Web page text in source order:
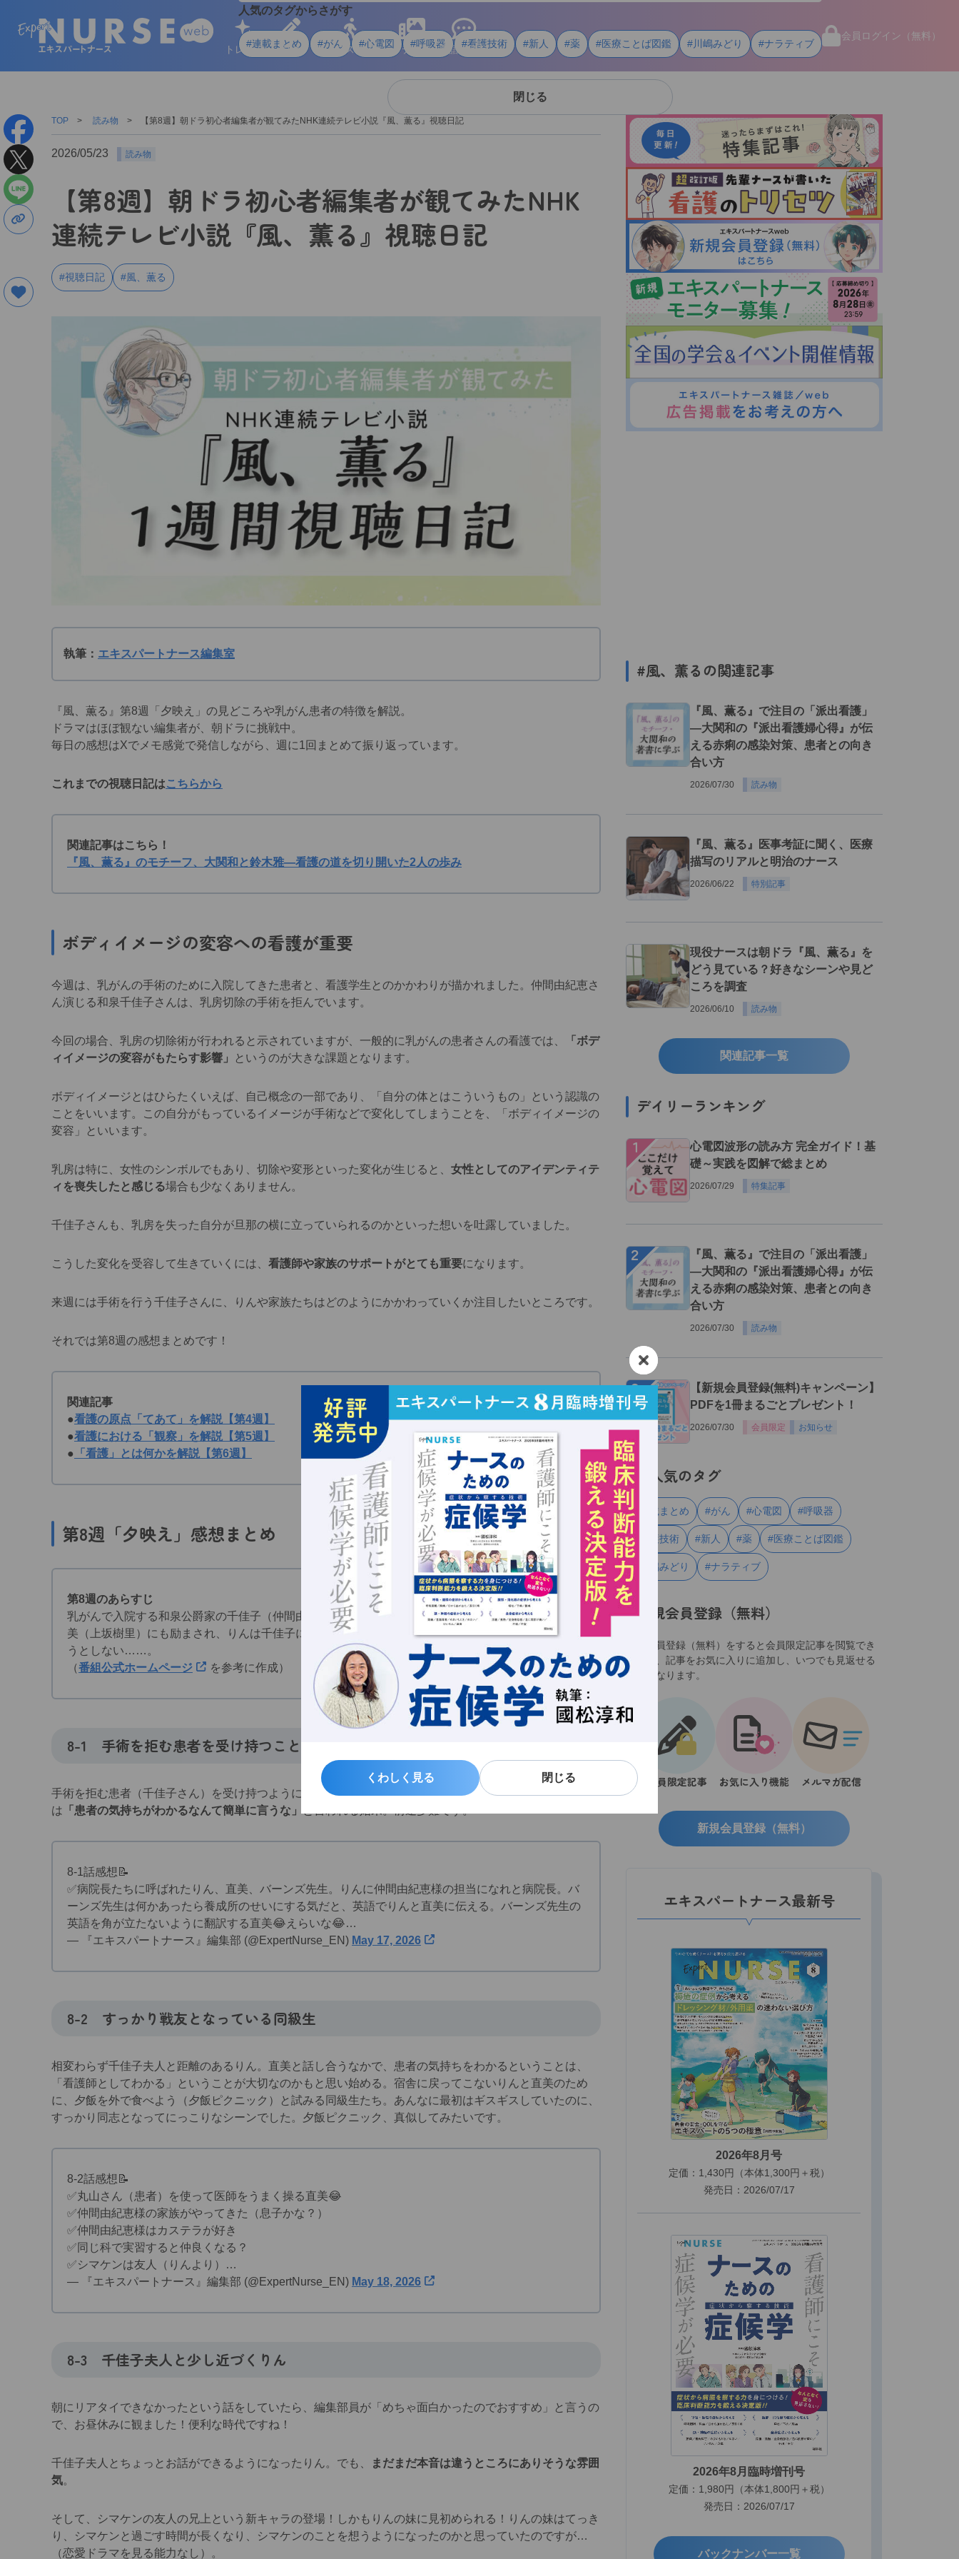
人気のタグからさがす
#連載まとめ #がん #心電図 #呼吸器 #看護技術 #新人 #薬 #医療ことば図鑑 #川嶋みどり #ナラティブ
閉じる
会員ログイン（無料）
トレンド
学ぶ ライフスタイル メディア 用語・資料
くわしく見る 閉じる
くわしく見る 閉じる
TOP 読み物 【第8週】朝ドラ初心者編集者が観てみたNHK連続テレビ小説『風、薫る』視聴日記
2026/05/23 読み物
【第8週】朝ドラ初心者編集者が観てみたNHK
連続テレビ小説『風、薫る』視聴日記
#視聴日記 #風、薫る
執筆： エキスパートナース編集室
『風、薫る』第8週「夕映え」の見どころや乳がん患者の特徴を解説。
ドラマはほぼ観ない編集者が、朝ドラに挑戦中。
毎日の感想はXでメモ感覚で発信しながら、週に1回まとめて振り返っています。
これまでの視聴日記はこちらから
関連記事はこちら！
『風、薫る』のモチーフ、大関和と鈴木雅―看護の道を切り開いた2人の歩み
ボディイメージの変容への看護が重要
今週は、乳がんの手術のために入院してきた患者と、看護学生とのかかわりが描かれました。仲間由紀恵さ
ん演じる和泉千佳子さんは、乳房切除の手術を拒んでいます。
今回の場合、乳房の切除術が行われると示されていますが、一般的に乳がんの患者さんの看護では、
「ボデ
ィイメージの変容がもたらす影響」
というのが大きな課題となります。
ボディイメージとはひらたくいえば、自己概念の一部であり、「自分の体とはこういうもの」という認識の
ことをいいます。この自分がもっているイメージが手術などで変化してしまうことを、「ボディイメージの
変容」といいます。
乳房は特に、女性のシンボルでもあり、切除や変形といった変化が生じると、 女性としてのアイデンティテ
ィを喪失したと感じる場合も少なくありません。
千佳子さんも、乳房を失った自分が旦那の横に立っていられるのかといった想いを吐露していました。
こうした変化を受容して生きていくには、 看護師や家族のサポートがとても重要になります。
来週には手術を行う千佳子さんに、りんや家族たちはどのようにかかわっていくか注目したいところです。
それでは第8週の感想まとめです！
関連記事
●看護の原点「てあて」を解説【第4週】
●看護における「観察」を解説【第5週】
● 「看護」とは何かを解説【第6週】
第8週「夕映え」感想まとめ
第8週のあらすじ
乳がんで入院する和泉公爵家の千佳子（仲間由紀恵）の担当に、りん（見上愛）が抜てきされる。直
美（上坂樹里）にも励まされ、りんは千佳子に向き合おうとするが、当の千佳子はなかなか心を開こ
うとしない……。
（番組公式ホームページ を参考に作成）
8-1 手術を拒む患者を受け持つことに
手術を拒む患者（千佳子さん）を受け持つようにといわれたりん。情報収集もケアもさせてくれず、挙句に
は 「患者の気持ちがわかるなんて簡単に言うな」
8-1話感想📝
✅️病院長たちに呼ばれたりん、直美、バーンズ先生。りんに仲間由紀恵様の担当になれと病院長。バ
ーンズ先生は何かあったら養成所のせいにする気だと、英語でりんと直美に伝える。バーンズ先生の
英語を角が立たないように翻訳する直美😂えらいな😂…
— 『エキスパートナース』編集部 (@ExpertNurse_EN) May 17, 2026
8-2 すっかり戦友となっている同級生
相変わらず千佳子夫人と距離のあるりん。直美と話し合うなかで、患者の気持ちをわかるということは、
「看護師としてわかる」ということが大切なのかもと思い始める。宿舎に戻ってこないりんと直美のため
に、夕飯を外で食べよう（夕飯ピクニック）と試みる同級生たち。あんなに最初はギスギスしていたのに、
すっかり同志となってにっこりなシーンでした。夕飯ピクニック、真似してみたいです。
8-2話感想📝
✅️丸山さん（患者）を使って医師をうまく操る直美😂
✅️仲間由紀恵様の家族がやってきた（息子かな？）
✅️仲間由紀恵様はカステラが好き
✅️同じ科で実習すると仲良くなる？
✅️シマケンは友人（りんより）…
— 『エキスパートナース』編集部 (@ExpertNurse_EN) May 18, 2026
8-3 千佳子夫人と少し近づくりん
朝にリアタイできなかったという話をしていたら、編集部員が「めちゃ面白かったのでおすすめ」と言うの
で、お昼休みに観ました！便利な時代ですね！
千佳子夫人とちょっとお話ができるようになったりん。でも、
まだまだ本音は違うところにありそうな雰囲
気。
そして、シマケンの友人の兄上という新キャラの登場！しかもりんの妹に見初められる！りんの妹はてっき
り、シマケンと過ごす時間が長くなり、シマケンのことを想うようになったのかと思っていたのですが…
（恋愛ドラマを見る能力なし）。
#風、薫るの関連記事
『風、薫る』で注目の「派出看護」
―大関和の『派出看護婦心得』が伝
える赤痢の感染対策、患者との向き
合い方
2026/07/30 読み物
『風、薫る』医事考証に聞く、医療
描写のリアルと明治のナース
2026/06/22 特別記事
現役ナースは朝ドラ『風、薫る』を
どう見ている？好きなシーンや見ど
ころを調査
2026/06/10 読み物
関連記事一覧
デイリーランキング
１
心電図波形の読み方 完全ガイド！基
礎～実践を図解で総まとめ
2026/07/29 特集記事
２
『風、薫る』で注目の「派出看護」
―大関和の『派出看護婦心得』が伝
える赤痢の感染対策、患者との向き
合い方
2026/07/30 読み物
３
【新規会員登録(無料)キャンペーン】
PDFを1冊まるごとプレゼント！
2026/07/30 会員限定 お知らせ
人気のタグ
#連載まとめ #がん #心電図 #呼吸器
#看護技術 #新人 #薬 #医療ことば図鑑
#川嶋みどり #ナラティブ
新規会員登録（無料）
新規会員登録（無料）をすると会員限定記事を閲覧でき
るほか、記事をお気に入りに追加し、いつでも見返せる
ようになります。
会員限定記事 お気に入り機能 メルマガ配信
新規会員登録（無料）
エキスパートナース最新号
2026年8月号
定価：1,430円（本体1,300円＋税）
発売日：2026/07/17
2026年8月臨時増刊号
定価：1,980円（本体1,800円＋税）
発売日：2026/07/17
バックナンバー一覧